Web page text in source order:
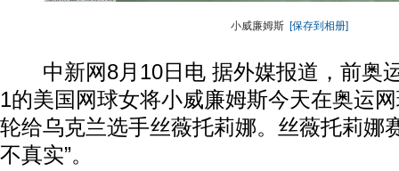
小威廉姆斯 [保存到相册]
中新网8月10日电 据外媒报道，前奥
1的美国网球女将小威廉姆斯今天在奥运
轮给乌克兰选手丝薇托莉娜。丝薇托莉娜
不真实”。